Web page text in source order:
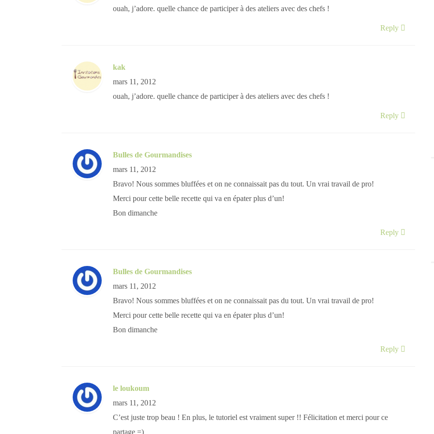
ouah, j’adore. quelle chance de participer à des ateliers avec des chefs !
Reply
kak
mars 11, 2012
ouah, j’adore. quelle chance de participer à des ateliers avec des chefs !
Reply
Bulles de Gourmandises
mars 11, 2012
Bravo! Nous sommes bluffées et on ne connaissait pas du tout. Un vrai travail de pro!
Merci pour cette belle recette qui va en épater plus d’un!
Bon dimanche
Reply
Bulles de Gourmandises
mars 11, 2012
Bravo! Nous sommes bluffées et on ne connaissait pas du tout. Un vrai travail de pro!
Merci pour cette belle recette qui va en épater plus d’un!
Bon dimanche
Reply
le loukoum
mars 11, 2012
C’est juste trop beau ! En plus, le tutoriel est vraiment super !! Félicitation et merci pour ce
partage =)